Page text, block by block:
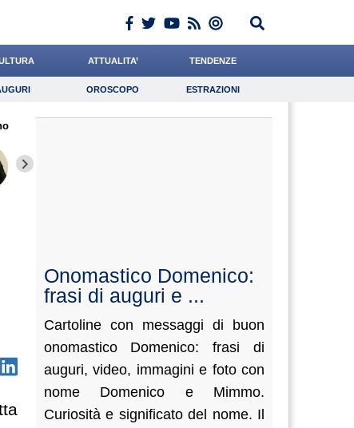
ATTUALITA’ TENDENZE
Oroscopo Estrazioni
OROSCOPO ESTRAZIONI
Onomastico Domenico:
frasi di auguri e ...
Cartoline con messaggi di buon
onomastico Domenico: frasi di
auguri, video, immagini e foto con
nome Domenico e Mimmo.
Curiosità e significato del nome. Il